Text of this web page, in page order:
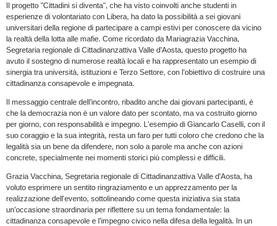
Il progetto "Cittadini si diventa", che ha visto coinvolti anche studenti in
esperienze di volontariato con Libera, ha dato la possibilità a sei giovani
universitari della regione di partecipare a campi estivi per conoscere da vicino
la realtà della lotta alle mafie. Come ricordato da Mariagrazia Vacchina,
Segretaria regionale di Cittadinanzattiva Valle d’Aosta, questo progetto ha
avuto il sostegno di numerose realtà locali e ha rappresentato un esempio di
sinergia tra università, istituzioni e Terzo Settore, con l’obiettivo di costruire una
cittadinanza consapevole e impegnata.
Il messaggio centrale dell’incontro, ribadito anche dai giovani partecipanti, è
che la democrazia non è un valore dato per scontato, ma va costruito giorno
per giorno, con responsabilità e impegno. L'esempio di Giancarlo Caselli, con il
suo coraggio e la sua integrità, resta un faro per tutti coloro che credono che la
legalità sia un bene da difendere, non solo a parole ma anche con azioni
concrete, specialmente nei momenti storici più complessi e difficili.
Grazia Vacchina, Segretaria regionale di Cittadinanzattiva Valle d’Aosta, ha
voluto esprimere un sentito ringraziamento e un apprezzamento per la
realizzazione dell'evento, sottolineando come questa iniziativa sia stata
un’occasione straordinaria per riflettere su un tema fondamentale: la
cittadinanza consapevole e l’impegno civico nella difesa della legalità. In un